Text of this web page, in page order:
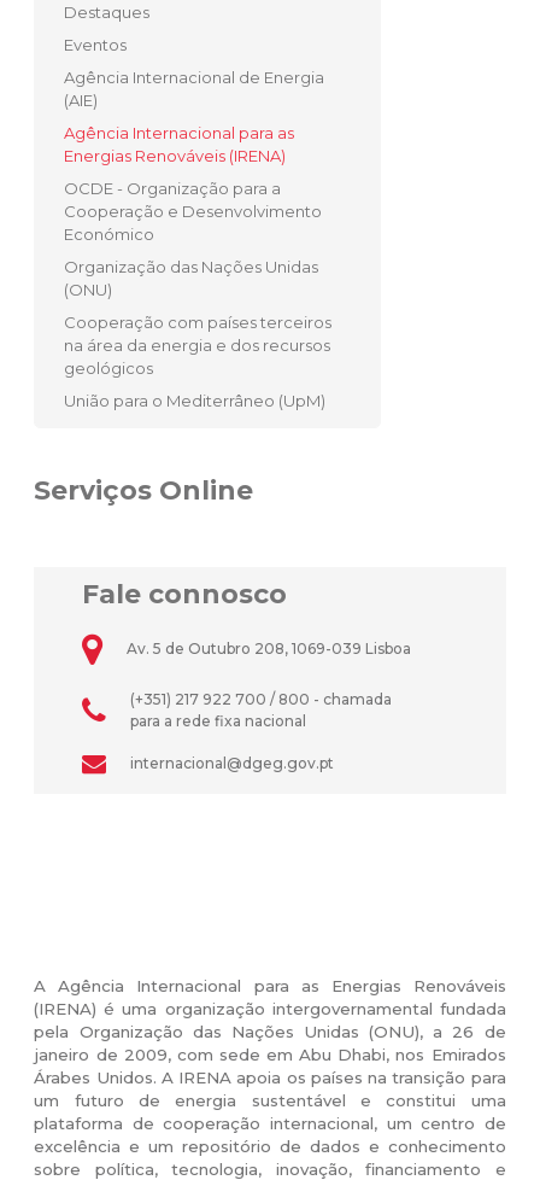
Destaques
Eventos
Agência Internacional de Energia
(AIE)
Agência Internacional para as
Energias Renováveis (IRENA)
OCDE - Organização para a
Cooperação e Desenvolvimento
Económico
Organização das Nações Unidas
(ONU)
Cooperação com países terceiros
na área da energia e dos recursos
geológicos
União para o Mediterrâneo (UpM)
Serviços Online
Fale connosco
Av. 5 de Outubro 208, 1069-039 Lisboa
(+351) 217 922 700 / 800 - chamada
para a rede fixa nacional
internacional@dgeg.gov.pt
A Agência Internacional para as Energias Renováveis
(IRENA) é uma organização intergovernamental fundada
pela Organização das Nações Unidas (ONU), a 26 de
janeiro de 2009, com sede em Abu Dhabi, nos Emirados
Árabes Unidos. A IRENA apoia os países na transição para
um futuro de energia sustentável e constitui uma
plataforma de cooperação internacional, um centro de
excelência e um repositório de dados e conhecimento
sobre política, tecnologia, inovação, financiamento e